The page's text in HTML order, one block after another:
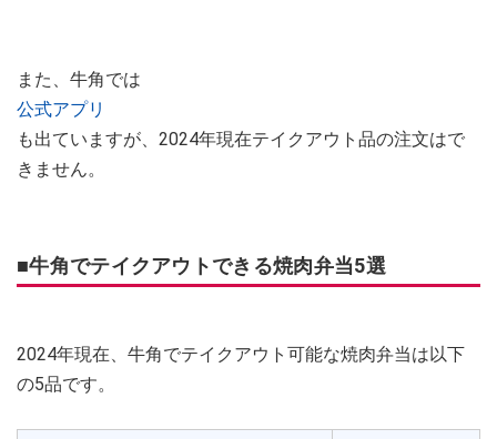
また、牛角では
公式アプリ
も出ていますが、2024年現在テイクアウト品の注文はで
きません。
■牛角でテイクアウトできる焼肉弁当5選
2024年現在、牛角でテイクアウト可能な焼肉弁当は以下
の5品です。